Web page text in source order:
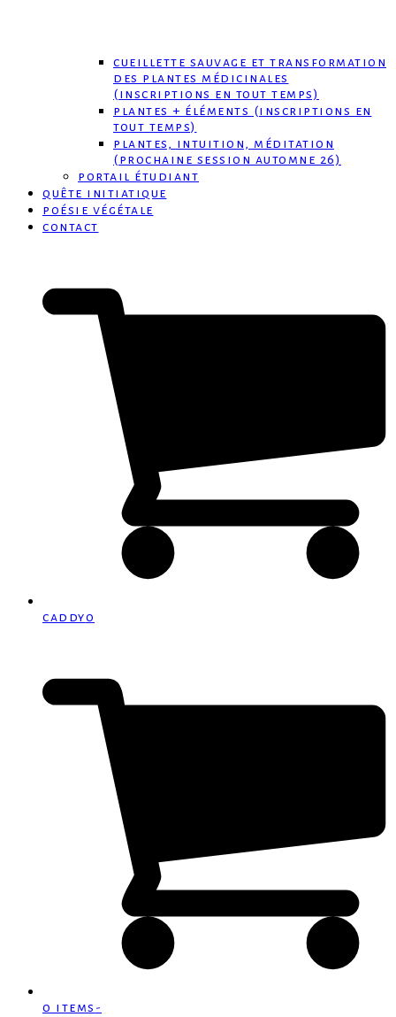
cueillette sauvage et transformation
des plantes médicinales
(inscriptions en tout temps)
plantes + éléments (inscriptions en
tout temps)
plantes, intuition, méditation
(prochaine session automne 26)
portail étudiant
quête initiatique
poésie végétale
contact
caddy0
0 items -